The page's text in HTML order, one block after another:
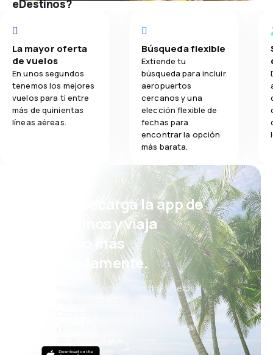
eDestinos?
La mayor oferta
de vuelos
En unos segundos
tenemos los mejores
vuelos para ti entre
más de quinientas
líneas aéreas.
Búsqueda flexible
Extiende tu
búsqueda para incluir
aeropuertos
cercanos y una
elección flexible de
fechas para
encontrar la opción
más barata.
¡Eh! Descarga la app de
eDestinos y viaja
incluso más
cómodamente.
Nuevas ofertas cada día: vuelos,
vacaciones, escapadas
Cómoda gestión de reservas
¡Todo lo que importa, siempre al